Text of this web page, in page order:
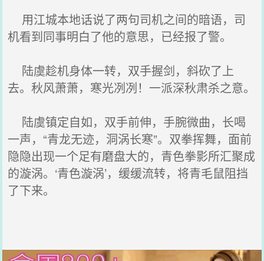
用江城本地话说了两句司机之间的暗语，司
机看到同事明白了他的意思，已经报了警。
陆虞趁机身体一转，双手握剑，斜砍了上
去。秋风萧萧，寒光冽冽！一派深秋肃杀之意。
陆虞镇定自如，双手前伸，手腕微曲，长喝
一声，“青龙无迹，洞涡长寒”。双拳挥舞，面前
隐隐出现一个足有磨盘大的，青色拳影所汇聚成
的漩涡。‘青色漩涡’，缓缓流转，将青毛鼠阻挡
了下来。